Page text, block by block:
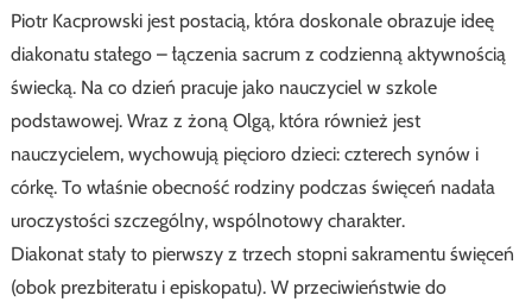
Piotr Kacprowski jest postacią, która doskonale obrazuje ideę
diakonatu stałego – łączenia sacrum z codzienną aktywnością
świecką. Na co dzień pracuje jako nauczyciel w szkole
podstawowej. Wraz z żoną Olgą, która również jest
nauczycielem, wychowują pięcioro dzieci: czterech synów i
córkę. To właśnie obecność rodziny podczas święceń nadała
uroczystości szczególny, wspólnotowy charakter.
Diakonat stały to pierwszy z trzech stopni sakramentu święceń
(obok prezbiteratu i episkopatu). W przeciwieństwie do